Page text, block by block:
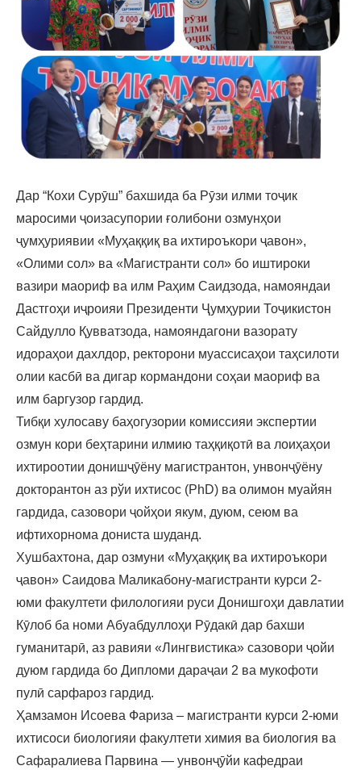
Дар “Кохи Сурӯш” бахшида ба Рӯзи илми тоҷик
маросими ҷоизасупории ғолибони озмунҳои
ҷумҳуриявии «Муҳаққиқ ва ихтироъкори ҷавон»,
«Олими сол» ва «Магистранти сол» бо иштироки
вазири маориф ва илм Раҳим Саидзода, намояндаи
Дастгоҳи иҷроияи Президенти Ҷумҳурии Тоҷикистон
Сайдулло Қувватзода, намояндагони вазорату
идораҳои дахлдор, ректорони муассисаҳои таҳсилоти
олии касбӣ ва дигар кормандони соҳаи маориф ва
илм баргузор гардид.
Тибқи хулосаву баҳогузории комиссияи экспертии
озмун кори беҳтарини илмию таҳқиқотӣ ва лоиҳаҳои
ихтироотии донишҷӯёну магистрантон, унвонҷӯёну
докторантон аз рўи ихтисос (PhD) ва олимон муайян
гардида, сазовори ҷойҳои якум, дуюм, сеюм ва
ифтихорнома дониста шуданд.
Хушбахтона, дар озмуни «Муҳаққиқ ва ихтироъкори
ҷавон» Саидова Маликабону-магистранти курси 2-
юми факултети филологияи руси Донишгоҳи давлатии
Кӯлоб ба номи Абуабдуллоҳи Рӯдакӣ дар бахши
гуманитарӣ, аз равияи «Лингвистика» сазовори ҷойи
дуюм гардида бо Дипломи дараҷаи 2 ва мукофоти
пулӣ сарфароз гардид.
Ҳамзамон Исоева Фариза – магистранти курси 2-юми
ихтисоси биологияи факултети химия ва биология ва
Сафаралиева Парвина — унвонҷӯйи кафедраи